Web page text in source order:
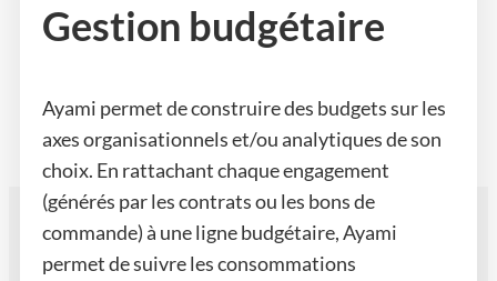
Gestion budgétaire
Ayami permet de construire des budgets sur les
axes organisationnels et/ou analytiques de son
choix. En rattachant chaque engagement
(générés par les contrats ou les bons de
commande) à une ligne budgétaire, Ayami
permet de suivre les consommations